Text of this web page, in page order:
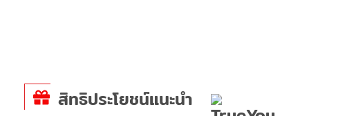
สิทธิประโยชน์แนะนำ